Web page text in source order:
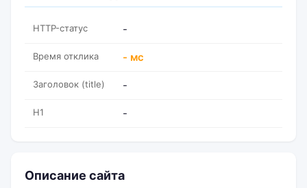
HTTP-статус -
Время отклика - мс
Заголовок (title) -
H1 -
Описание сайта